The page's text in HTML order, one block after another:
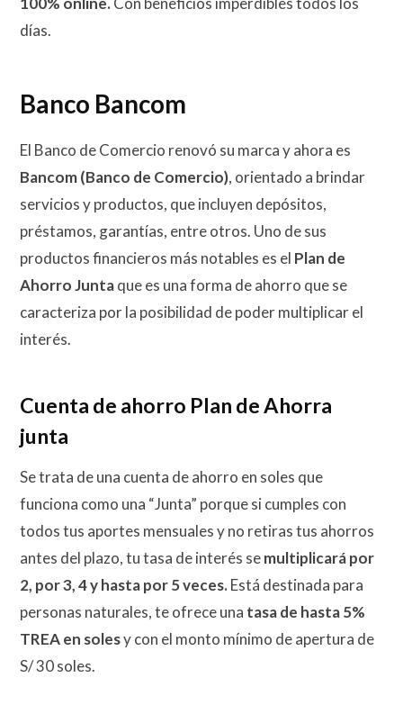
días.
Banco Bancom
El Banco de Comercio renovó su marca y ahora es
Bancom (Banco de Comercio), orientado a brindar
servicios y productos, que incluyen depósitos,
préstamos, garantías, entre otros. Uno de sus
productos financieros más notables es el Plan de
Ahorro Juntaque es una forma de ahorro que se
caracteriza por la posibilidad de poder multiplicar el
interés.
Cuenta de ahorro Plan de Ahorra
junta
Se trata de una cuenta de ahorro en soles que
funciona como una “Junta” porque si cumples con
todos tus aportes mensuales y no retiras tus ahorros
antes del plazo, tu tasa de interés semultiplicará por
2, por 3, 4 y hasta por 5 veces.Está destinada para
personas naturales, te ofrece una tasa de hasta 5%
TREA en solesy con el monto mínimo de apertura de
S/ 30 soles.